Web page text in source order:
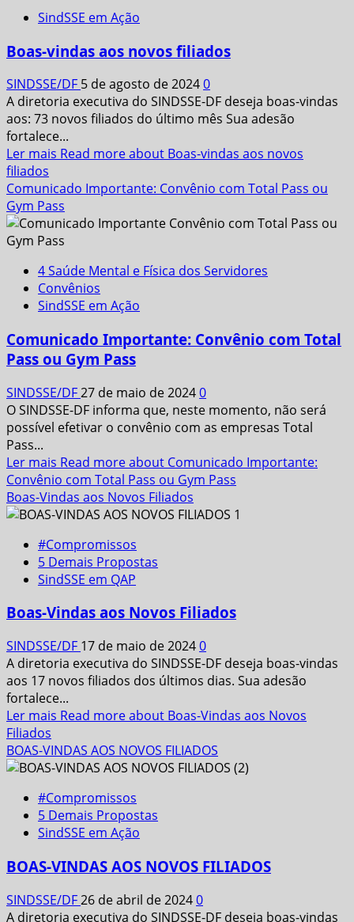
SindSSE em Ação
Boas-vindas aos novos filiados
SINDSSE/DF 5 de agosto de 20240
A diretoria executiva do SINDSSE-DF deseja boas-vindas
aos: 73 novos filiados do último mês Sua adesão
fortalece...
Ler mais Read more about Boas-vindas aos novos
filiados
Comunicado Importante: Convênio com Total Pass ou
Gym Pass
4 Saúde Mental e Física dos Servidores
Convênios
SindSSE em Ação
Comunicado Importante: Convênio com Total
Pass ou Gym Pass
SINDSSE/DF27 de maio de 20240
O SINDSSE-DF informa que, neste momento, não será
possível efetivar o convênio com as empresas Total
Pass...
Ler mais Read more about Comunicado Importante:
Convênio com Total Pass ou Gym Pass
Boas-Vindas aos Novos Filiados
#Compromissos
5 Demais Propostas
SindSSE em QAP
Boas-Vindas aos Novos Filiados
SINDSSE/DF 17 de maio de 20240
A diretoria executiva do SINDSSE-DF deseja boas-vindas
aos 17 novos filiados dos últimos dias. Sua adesão
fortalece...
Ler mais Read more about Boas-Vindas aos Novos
Filiados
BOAS-VINDAS AOS NOVOS FILIADOS
#Compromissos
5 Demais Propostas
SindSSE em Ação
BOAS-VINDAS AOS NOVOS FILIADOS
SINDSSE/DF26 de abril de 20240
A diretoria executiva do SINDSSE-DF deseja boas-vindas